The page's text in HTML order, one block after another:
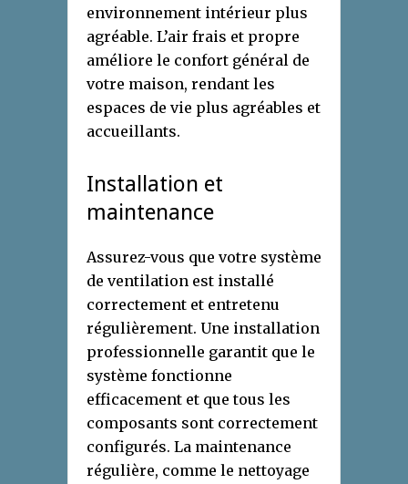
environnement intérieur plus
agréable. L’air frais et propre
améliore le confort général de
votre maison, rendant les
espaces de vie plus agréables et
accueillants.
Installation et
maintenance
Assurez-vous que votre système
de ventilation est installé
correctement et entretenu
régulièrement. Une installation
professionnelle garantit que le
système fonctionne
efficacement et que tous les
composants sont correctement
configurés. La maintenance
régulière, comme le nettoyage